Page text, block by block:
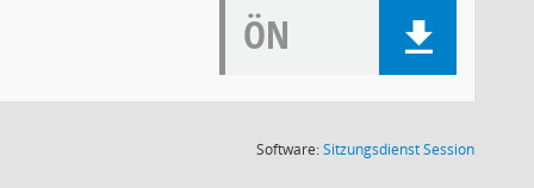
ÖN
Software:SitzungsdienstSession(Wird in